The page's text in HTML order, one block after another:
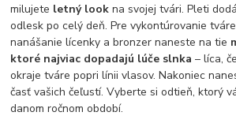
milujete letný look na svojej tvári. Pleti
odlesk po celý deň. Pre vykontúrovanie
nanášanie lícenky a bronzer naneste na tie
ktoré najviac dopadajú lúče slnka – líca,
okraje tváre popri línii vlasov. Nakoniec
časť vašich čeľustí. Vyberte si odtieň, ktorý
danom ročnom období.